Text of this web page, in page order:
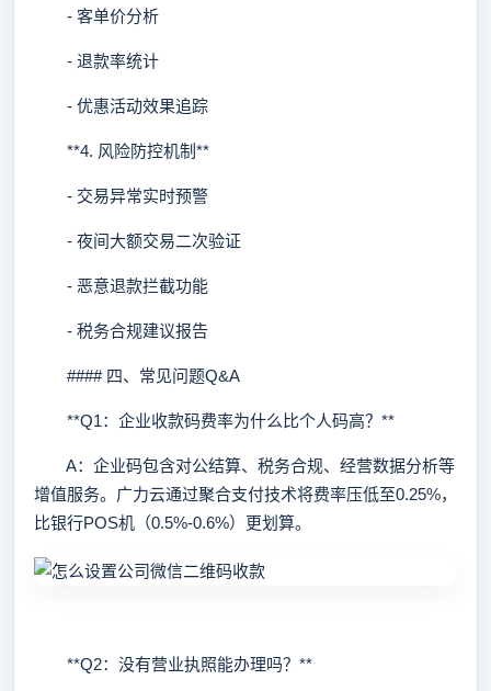
- 客单价分析
- 退款率统计
- 优惠活动效果追踪
**4. 风险防控机制**
- 交易异常实时预警
- 夜间大额交易二次验证
- 恶意退款拦截功能
- 税务合规建议报告
#### 四、常见问题Q&A
**Q1：企业收款码费率为什么比个人码高？**
A：企业码包含对公结算、税务合规、经营数据分析等
增值服务。广力云通过聚合支付技术将费率压低至0.25%，
比银行POS机（0.5%-0.6%）更划算。
**Q2：没有营业执照能办理吗？**